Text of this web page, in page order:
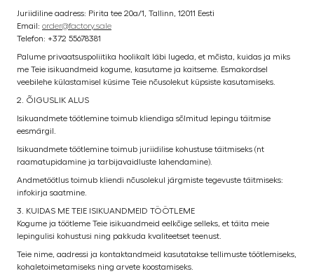
Juriidiline aadress: Pirita tee 20a/1, Tallinn, 12011 Eesti
Email: order@factory.sale
Telefon: +372 55678381
Palume privaatsuspoliitika hoolikalt läbi lugeda, et mõista, kuidas ja miks
me Teie isikuandmeid kogume, kasutame ja kaitseme. Esmakordsel
veebilehe külastamisel küsime Teie nõusolekut küpsiste kasutamiseks.
2. ÕIGUSLIK ALUS
Isikuandmete töötlemine toimub kliendiga sõlmitud lepingu täitmise
eesmärgil.
Isikuandmete töötlemine toimub juriidilise kohustuse täitmiseks (nt
raamatupidamine ja tarbijavaidluste lahendamine).
Andmetöötlus toimub kliendi nõusolekul järgmiste tegevuste täitmiseks:
infokirja saatmine.
3. KUIDAS ME TEIE ISIKUANDMEID TÖÖTLEME
Kogume ja töötleme Teie isikuandmeid eelkõige selleks, et täita meie
lepingulisi kohustusi ning pakkuda kvaliteetset teenust.
Teie nime, aadressi ja kontaktandmeid kasutatakse tellimuste töötlemiseks,
kohaletoimetamiseks ning arvete koostamiseks.